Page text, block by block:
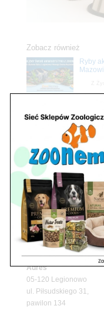
Zobacz również
Ryby
Z
Nowy
Upały
z
Z
Petito
Online!
Adres
05-120 Legionowo
ul. Piłsudskiego 31,
pawilon 134